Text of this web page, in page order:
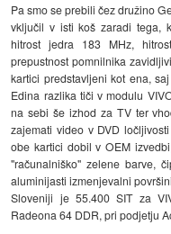
Pa smo se prebili čez družino
vključil v isti koš zaradi tega,
hitrost jedra 183 MHz,
prepustnost pomnilnika
kartici predstavljeni kot ena,
Edina razlika tiči v modulu
na sebi še izhod za TV ter
zajemati video v DVD
obe kartici dobil v OEM
"računalniško" zelene barve,
aluminijasti izmenjevalni
Sloveniji je 55.400 SIT za
Radeona 64 DDR, pri podjetju